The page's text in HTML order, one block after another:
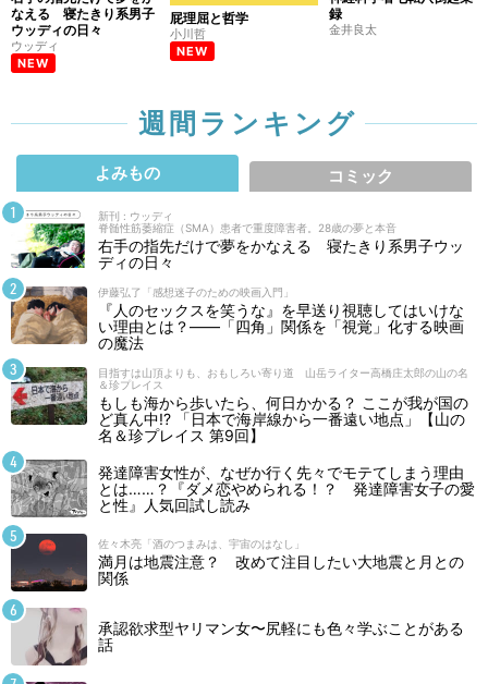
なえる 寝たきり系男子
ウッディの日々
ウッディ
NEW
屁理屈と哲学
小川哲
NEW
録
金井良太
週間ランキング
よみもの コミック
新刊 : ウッディ
脊髄性筋萎縮症（SMA）患者で重度障害者。28歳の夢と本音
右手の指先だけで夢をかなえる 寝たきり系男子ウッ
ディの日々
伊藤弘了「感想迷子のための映画入門」
『人のセックスを笑うな』を早送り視聴してはいけな
い理由とは？――「四角」関係を「視覚」化する映画
の魔法
目指すは山頂よりも、おもしろい寄り道 山岳ライター高橋庄太郎の山の名
＆珍プレイス
もしも海から歩いたら、何日かかる？ ここが我が国の
ど真ん中!? 「日本で海岸線から一番遠い地点」【山の
名＆珍プレイス 第9回】
発達障害女性が、なぜか行く先々でモテてしまう理由
とは……？『ダメ恋やめられる！？ 発達障害女子の愛
と性』人気回試し読み
佐々木亮「酒のつまみは、宇宙のはなし」
満月は地震注意？ 改めて注目したい大地震と月との
関係
承認欲求型ヤリマン女〜尻軽にも色々学ぶことがある
話